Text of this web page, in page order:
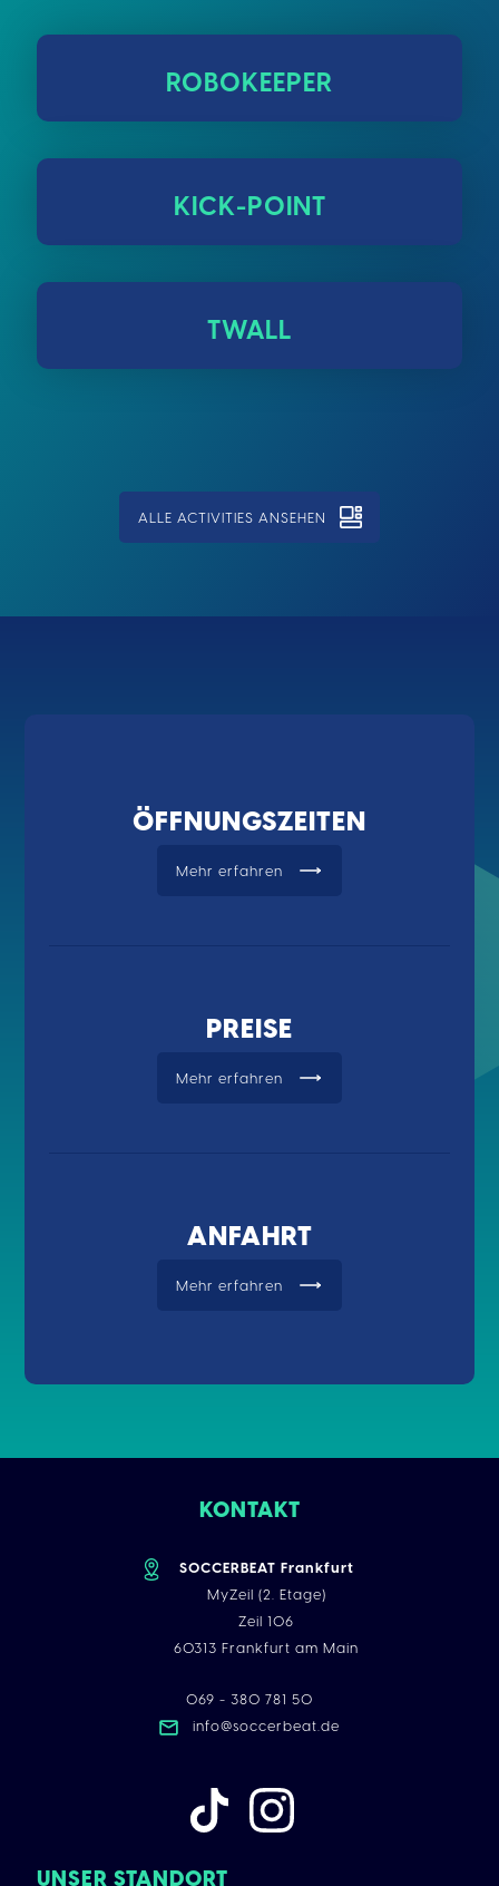
ROBOKEEPER
KICK-POINT
TWALL
ALLE ACTIVITIES ANSEHEN
ÖFFNUNGSZEITEN
Mehr erfahren
PREISE
Mehr erfahren
ANFAHRT
Mehr erfahren
KONTAKT
SOCCERBEAT Frankfurt
MyZeil (2. Etage)
Zeil 106
60313 Frankfurt am Main
069 - 380 781 50
info@soccerbeat.de
UNSER STANDORT